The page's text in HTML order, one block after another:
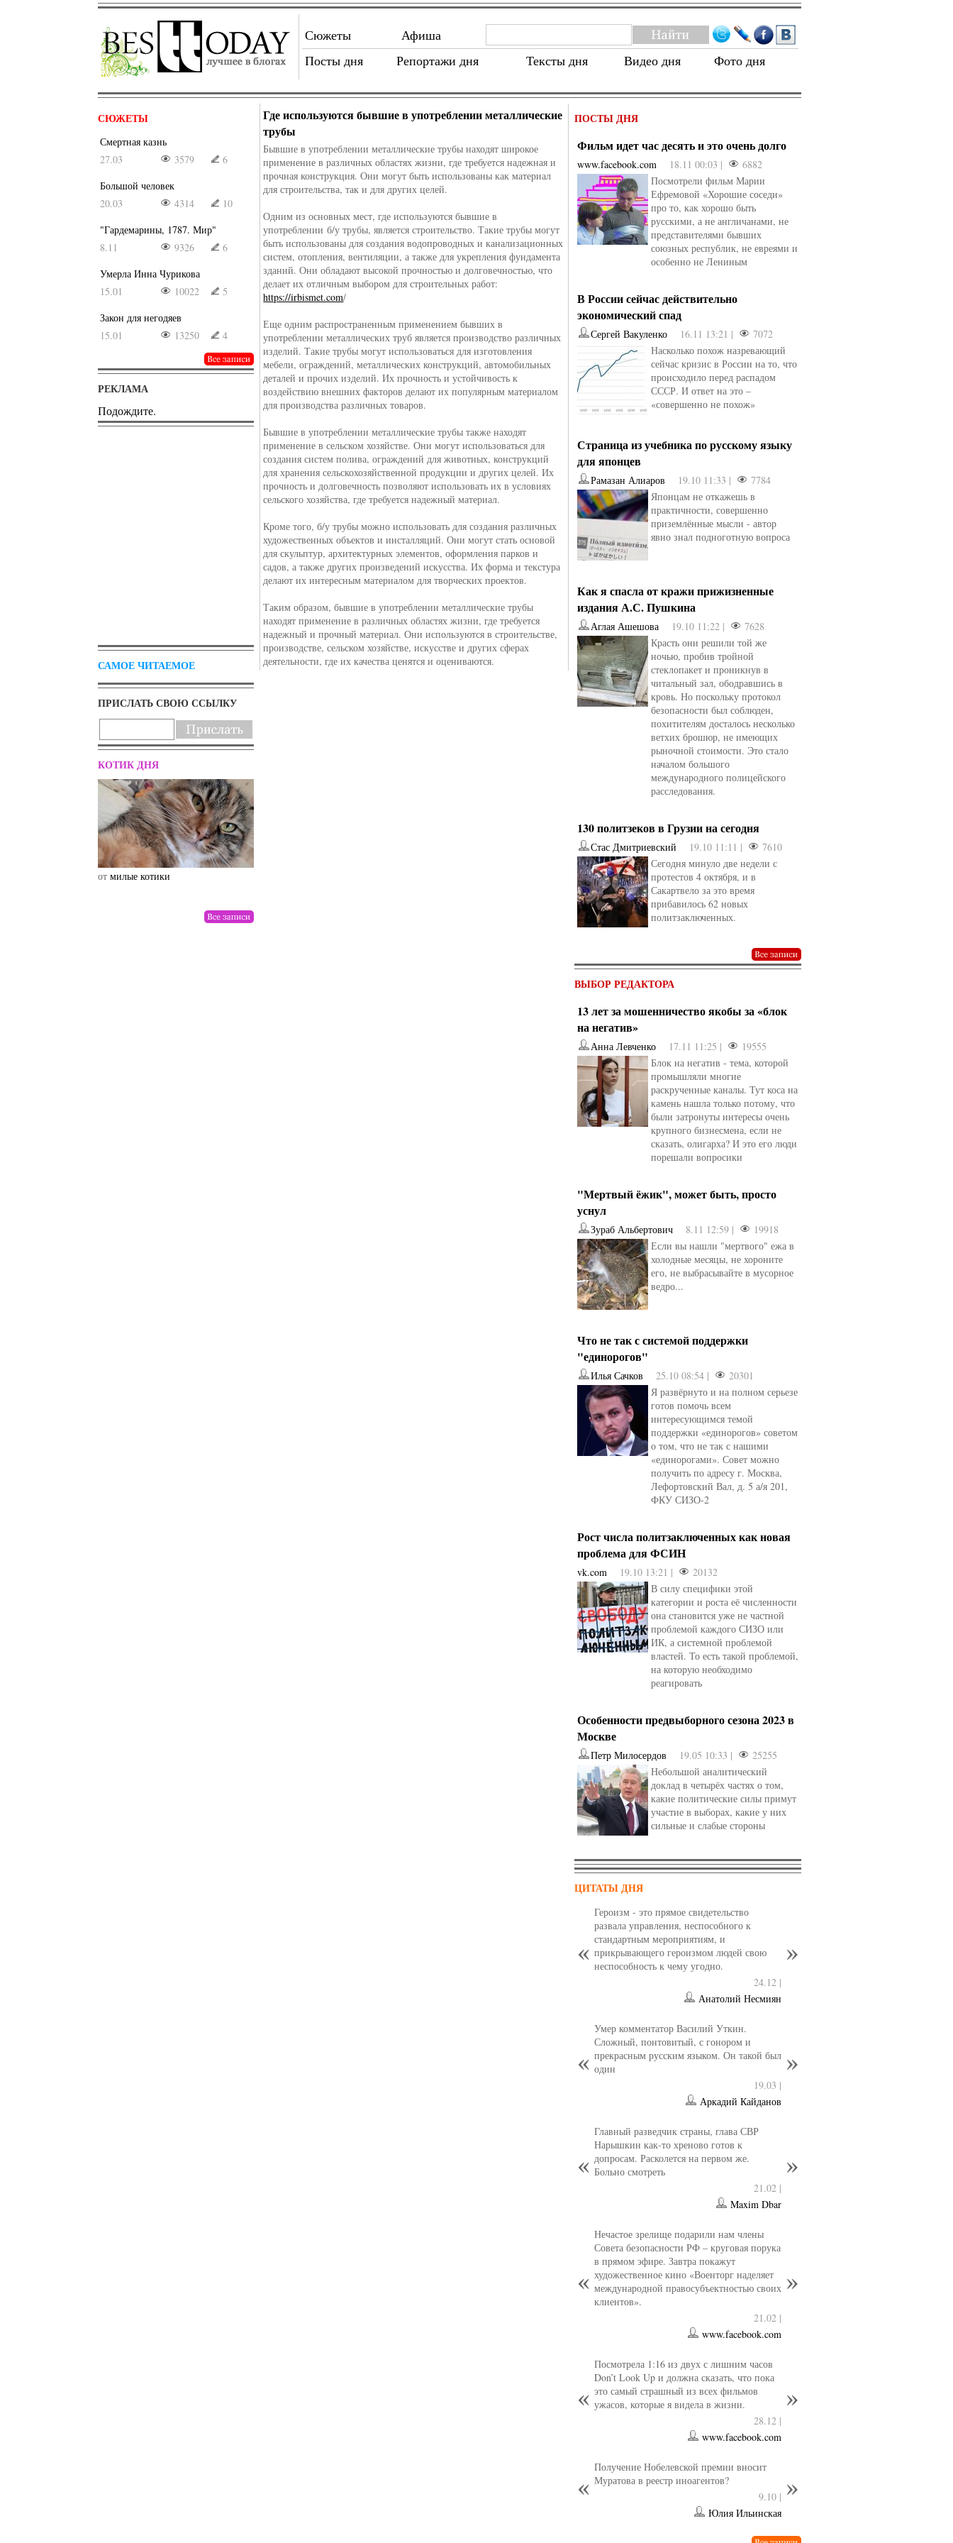
Сюжеты
Афиша
Посты дня
Репортажи дня Тексты дня Видео дня Фото дня
СЮЖЕТЫ
Смертная казнь
27.03
3579
6
Большой человек
20.03
4314
10
"Гардемарины, 1787. Мир"
8.11
9326
6
Умерла Инна Чурикова
15.01
10022
5
Закон для негодяев
15.01
13250 4
РЕКЛАМА
Подождите.
САМОЕ ЧИТАЕМОЕ
ПРИСЛАТЬ СВОЮ ССЫЛКУ
КОТИК ДНЯ
отмилые котики от Ирина Иновели от kotyaravesel
Где используются бывшие в употреблении металлические
трубы
Бывшие в употреблении металлические трубы находят широкое
применение в различных областях жизни, где требуется надежная и
прочная конструкция. Они могут быть использованы как материал
для строительства, так и для других целей.
Одним из основных мест, где используются бывшие в
употреблении б/у трубы, является строительство. Такие трубы могут
быть использованы для создания водопроводных и канализационных
систем, отопления, вентиляции, а также для укрепления фундамента
зданий. Они обладают высокой прочностью и долговечностью, что
делает их отличным выбором для строительных работ:
https://irbismet.com/
Еще одним распространенным применением бывших в
употреблении металлических труб является производство различных
изделий. Такие трубы могут использоваться для изготовления
мебели, ограждений, металлических конструкций, автомобильных
деталей и прочих изделий. Их прочность и устойчивость к
воздействию внешних факторов делают их популярным материалом
для производства различных товаров.
Бывшие в употреблении металлические трубы также находят
применение в сельском хозяйстве. Они могут использоваться для
создания систем полива, ограждений для животных, конструкций
для хранения сельскохозяйственной продукции и других целей. Их
прочность и долговечность позволяют использовать их в условиях
сельского хозяйства, где требуется надежный материал.
Кроме того, б/у трубы можно использовать для создания различных
художественных объектов и инсталляций. Они могут стать основой
для скульптур, архитектурных элементов, оформления парков и
садов, а также других произведений искусства. Их форма и текстура
делают их интересным материалом для творческих проектов.
Таким образом, бывшие в употреблении металлические трубы
находят применение в различных областях жизни, где требуется
надежный и прочный материал. Они используются в строительстве,
производстве, сельском хозяйстве, искусстве и других сферах
деятельности, где их качества ценятся и оцениваются.
ПОСТЫ ДНЯ
Фильм идет час десять и это очень долго
www.facebook.com 18.11 00:03 |
6882
Посмотрели фильм Марии
Ефремовой «Хорошие соседи»
про то, как хорошо быть
русскими, а не англичанами, не
представителями бывших
союзных республик, не евреями и
особенно не Лениным
В России сейчас действительно
экономический спад
Сергей Вакуленко 16.11 13:21 |
7072
Насколько похож назревающий
сейчас кризис в России на то, что
происходило перед распадом
СССР. И ответ на это –
«совершенно не похож»
Страница из учебника по русскому языку
для японцев
Рамазан Алиаров 19.10 11:33 |
7784
Японцам не откажешь в
практичности, совершенно
приземлённые мысли - автор
явно знал подноготную вопроса
Как я спасла от кражи прижизненные
издания А.С. Пушкина
Аглая Ашешова 19.10 11:22 |
7628
Красть они решили той же
ночью, пробив тройной
стеклопакет и проникнув в
читальный зал, ободравшись в
кровь. Но поскольку протокол
безопасности был соблюден,
похитителям досталось несколько
ветхих брошюр, не имеющих
рыночной стоимости. Это стало
началом большого
международного полицейского
расследования.
130 политзеков в Грузии на сегодня
Стас Дмитриевский 19.10 11:11 |
7610
Сегодня минуло две недели с
протестов 4 октября, и в
Сакартвело за это время
прибавилось 62 новых
политзаключенных.
ВЫБОР РЕДАКТОРА
13 лет за мошенничество якобы за «блок
на негатив»
Анна Левченко 17.11 11:25 |
19555
Блок на негатив - тема, которой
промышляли многие
раскрученные каналы. Тут коса на
камень нашла только потому, что
были затронуты интересы очень
крупного бизнесмена, если не
сказать, олигарха? И это его люди
порешали вопросики
"Мертвый ёжик", может быть, просто
уснул
Зураб Альбертович 8.11 12:59 |
19918
Если вы нашли "мертвого" ежа в
холодные месяцы, не хороните
его, не выбрасывайте в мусорное
ведро...
Что не так с системой поддержки
"единорогов"
Илья Сачков 25.10 08:54 |
20301
Я развёрнуто и на полном серьезе
готов помочь всем
интересующимся темой
поддержки «единорогов» советом
о том, что не так с нашими
«единорогами». Совет можно
получить по адресу г. Москва,
Лефортовский Вал, д. 5 а/я 201,
ФКУ СИЗО-2
Рост числа политзаключенных как новая
проблема для ФСИН
vk.com 19.10 13:21 |
20132
В силу специфики этой
категории и роста её численности
она становится уже не частной
проблемой каждого СИЗО или
ИК, а системной проблемой
властей. То есть такой проблемой,
на которую необходимо
реагировать
Особенности предвыборного сезона 2023 в
Москве
Петр Милосердов 19.05 10:33 |
25255
Небольшой аналитический
доклад в четырёх частях о том,
какие политические силы примут
участие в выборах, какие у них
сильные и слабые стороны
ЦИТАТЫ ДНЯ
Героизм - это прямое свидетельство
развала управления, неспособного к
стандартным мероприятиям, и
прикрывающего героизмом людей свою
неспособность к чему угодно.
24.12 |
Анатолий Несмиян
Умер комментатор Василий Уткин.
Сложный, понтовитый, с гонором и
прекрасным русским языком. Он такой был
один
19.03 |
Аркадий Кайданов
Главный разведчик страны, глава СВР
Нарышкин как-то хреново готов к
допросам. Расколется на первом же.
Больно смотреть
21.02 |
Maxim Dbar
Нечастое зрелище подарили нам члены
Совета безопасности РФ – круговая порука
в прямом эфире. Завтра покажут
художественное кино «Военторг наделяет
международной правосубъектностью своих
клиентов».
21.02 |
www.facebook.com
Посмотрела 1:16 из двух с лишним часов
Don’t Look Up и должна сказать, что пока
это самый страшный из всех фильмов
ужасов, которые я видела в жизни.
28.12 |
www.facebook.com
Получение Нобелевской премии вносит
Муратова в реестр иноагентов?
9.10 |
Юлия Ильинская